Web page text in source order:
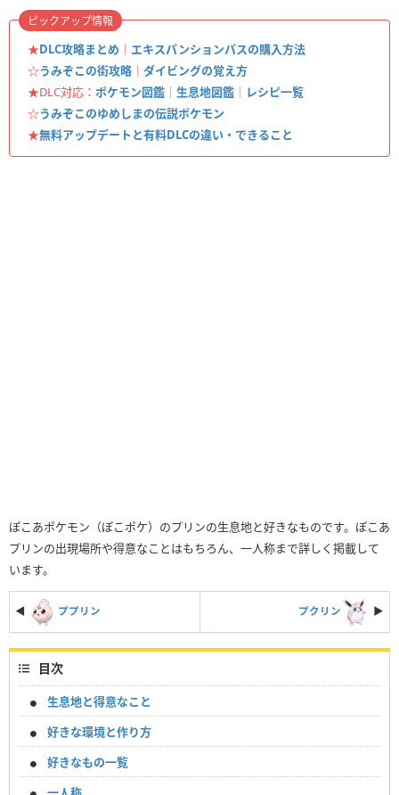
★DLC攻略まとめ ｜ エキスパンションパスの購入方法
☆うみぞこの街攻略 ｜ ダイビングの覚え方
★DLC対応： ポケモン図鑑 ｜ 生息地図鑑 ｜ レシピ一覧
☆うみぞこのゆめしまの伝説ポケモン
★無料アップデートと有料DLCの違い・できること
ピックアップ情報
ぽこあポケモン（ぽこポケ）のプリンの生息地と好きなものです。ぽこあ
プリンの出現場所や得意なことはもちろん、一人称まで詳しく掲載して
います。
◀ ププリン プクリン ▶︎
目次
生息地と得意なこと
好きな環境と作り方
好きなもの一覧